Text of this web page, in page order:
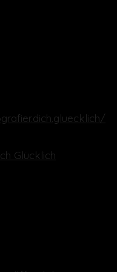
Glücklich